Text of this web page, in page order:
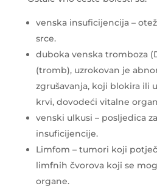
venska insuficijencija –
srce.
duboka venska tromboza
(tromb), uzrokovan je
zgrušavanja, koji blokira ili
krvi, dovodeći vitalne
venski ulkusi – posljedica
insuficijencije.
Limfom – tumori koji
limfnih čvorova koji se
organe.